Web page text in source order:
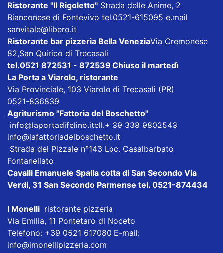
Ristorante "Il Rigoletto" Strada delle Anime, 2
Bianconese di Fontevivo tel.0521-615095 e.mail
sanvitale@libero.it
Ristorante bar pizzeria Bella VeneziaVia Cremonese
82,San Quirico di Trecasali
tel.0521 872531 - 872539 Chiuso il martedì
La Porta a Viarolo, ristorante
Via Provinciale, 103 Viarolo di Trecasali (PR)
0521-836839
Agriturismo "Fattoria del Boschetto"
info@laportadifelino.itell.+ 39 338 9802543
info@lafattoriadelboschetto.it
Strada del Pizzale n°143 Loc. Casalbarbato
Fontanellato
Cavalli Emanuele Spalla cotta di San Secondo Via
Verdi, 31 San Secondo Parmense tel. 0521-874434
I Monelli ristorante pizzeria
Via Emilia, 11 Pontetaro di Noceto
Telefono: +39 0521 617080 E-mail:
info@imonellipizzeria.com